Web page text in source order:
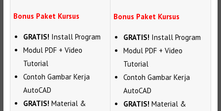
Bonus Paket Kursus
GRATIS! Install Program
Modul PDF + Video
Tutorial
Contoh Gambar Kerja
AutoCAD
GRATIS! Material &
Bonus Paket Kursus
GRATIS! Install Program
Modul PDF + Video
Tutorial
Contoh Gambar Kerja
AutoCAD
GRATIS! Material &